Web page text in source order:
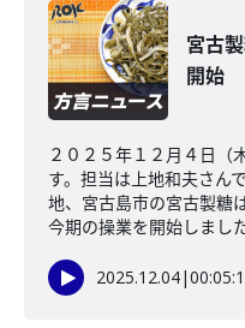
宮古
開始
２０２５年１２月４日（
す。担当は上地和夫さん
地、宮古島市の宮古製糖
今期の操業を開始しまし
2025.12.04|